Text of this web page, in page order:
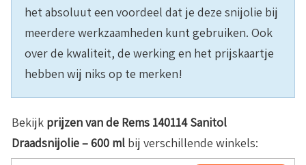
het absoluut een voordeel dat je deze snijolie bij
meerdere werkzaamheden kunt gebruiken. Ook
over de kwaliteit, de werking en het prijskaartje
hebben wij niks op te merken!
Bekijk prijzen van de Rems 140114 Sanitol
Draadsnijolie – 600 ml bij verschillende winkels: